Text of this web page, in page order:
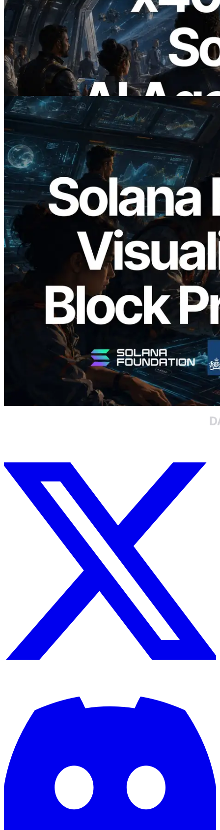
2026.07.04
ERPC Meluncurkan Solana RPC
Berbasis x402 — Era AI Agent
Membayar API yang Dibutuhkan Secara
On Demand
Baca artikel ini
2026.05.24
Validators Solutions Meluncurkan Solana
Block Analyzer — Memvisualisasikan
Waktu Produksi Blok per Slot dan
Validator yang Ditugaskan